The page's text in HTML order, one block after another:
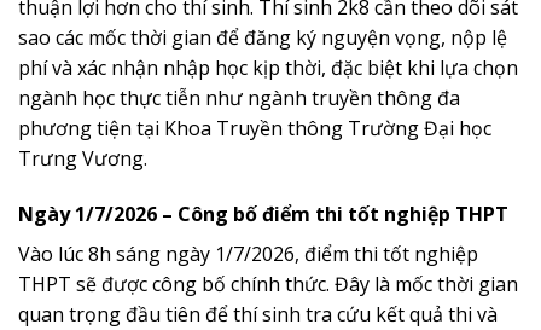
thuận lợi hơn cho thí sinh. Thí sinh 2k8 cần theo dõi sát
sao các mốc thời gian để đăng ký nguyện vọng, nộp lệ
phí và xác nhận nhập học kịp thời, đặc biệt khi lựa chọn
ngành học thực tiễn như ngành truyền thông đa
phương tiện tại Khoa Truyền thông Trường Đại học
Trưng Vương.
Ngày 1/7/2026 – Công bố điểm thi tốt nghiệp THPT
Vào lúc 8h sáng ngày 1/7/2026, điểm thi tốt nghiệp
THPT sẽ được công bố chính thức. Đây là mốc thời gian
quan trọng đầu tiên để thí sinh tra cứu kết quả thi và